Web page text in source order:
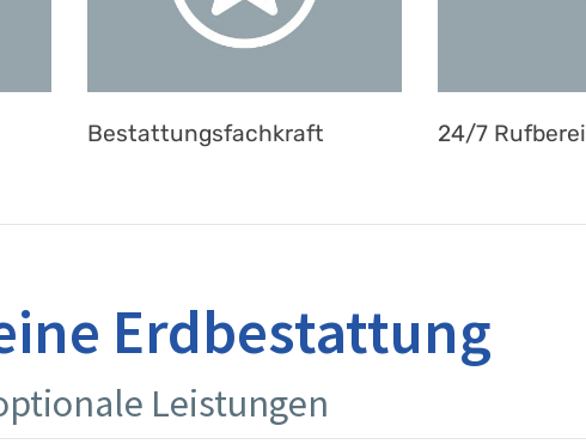
Bestattungsfachkraft 24/7
Erdbestattung
Leistungen